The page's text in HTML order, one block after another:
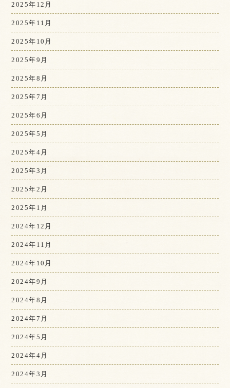
2025年12月
2025年11月
2025年10月
2025年9月
2025年8月
2025年7月
2025年6月
2025年5月
2025年4月
2025年3月
2025年2月
2025年1月
2024年12月
2024年11月
2024年10月
2024年9月
2024年8月
2024年7月
2024年5月
2024年4月
2024年3月